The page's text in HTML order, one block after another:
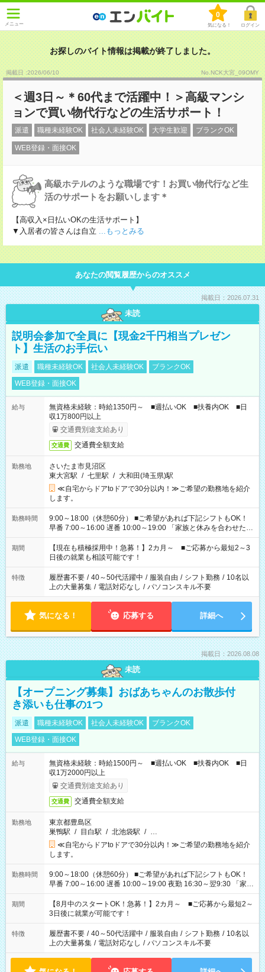
メニュー
0
気になる！ ログイン
お探しのバイト情報は掲載が終了しました。
掲載日 :2026/06/10 No.NCK大宮_09OMY
＜週3日～＊60代まで活躍中！＞高級マンシ
ョンで買い物代行などの生活サポート！
派遣 職種未経験OK 社会人未経験OK 大学生歓迎 ブランクOK
WEB登録・面接OK
高級ホテルのような職場です！お買い物代行など生
活のサポートをお願いします＊
【高収入×日払いOKの生活サポート】
▼入居者の皆さんは自立 ...もっとみる
あなたの閲覧履歴からのオススメ
掲載日：2026.07.31
未読
説明会参加で全員に【現金2千円相当プレゼン
ト】生活のお手伝い
派遣 職種未経験OK 社会人未経験OK
ブランクOK
WEB登録・面接OK
給与
無資格未経験：時給1350円～ ■週払いOK ■扶養内OK ■日
収1万800円以上
交通費別途支給あり
交通費 交通費全額支給
勤務地
さいたま市見沼区
東大宮駅 / 七里駅 / 大和田(埼玉県)駅
≪自宅からドアtoドアで30分以内！≫ご希望の勤務地を紹介
します。
勤務時間
9:00～18:00（休憩60分） ■ご希望があれば下記シフトもOK！
早番 7:00～16:00 遅番 10:00～19:00 「家族と休みを合わせた
い」 「余裕を持って夕飯の準備がしたい」 「できれば残業はし
たくない」 など、ご希望を教えてくださいね。 ※Wワーク希望
の方へ 今ご覧のお仕事で希望する勤務時間と、もう1つのお仕事
の勤務時間。 合計で週40時間を超える場合は応募できません。
期間
【現在も積極採用中！急募！】2カ月～ ■ご応募から最短2～3
日後の就業も相談可能です！
特徴 履歴書不要 / 40～50代活躍中 / 服装自由 / シフト勤務 / 10名以
上の大量募集 / 電話対応なし / パソコンスキル不要
気になる！ 応募する 詳細へ
掲載日：2026.08.08
未読
【オープニング募集】おばあちゃんのお散歩付
き添いも仕事の1つ
派遣 職種未経験OK 社会人未経験OK
ブランクOK
WEB登録・面接OK
給与
無資格未経験：時給1500円～ ■週払いOK ■扶養内OK ■日
収1万2000円以上
交通費別途支給あり
交通費 交通費全額支給
勤務地
東京都豊島区
巣鴨駅 / 目白駅 / 北池袋駅 / …
≪自宅からドアtoドアで30分以内！≫ご希望の勤務地を紹介
します。
勤務時間
9:00～18:00（休憩60分） ■ご希望があれば下記シフトもOK！
早番 7:00～16:00 遅番 10:00～19:00 夜勤 16:30～翌9:30 「家族
と休みを合わせたい」 「余裕を持って夕飯の準備がしたい」
「できれば残業はしたくない」 など、ご希望を教えてください
ね。 ※Wワーク希望の方へ 今ご覧のお仕事で希望する勤務時間
と、もう1つのお仕事の勤務時間。 合計で週40時間を超える場
合は応募できません。
期間
【8月中のスタートOK！急募！】2カ月～ ■ご応募から最短2～
3日後に就業が可能です！
特徴 履歴書不要 / 40～50代活躍中 / 服装自由 / シフト勤務 / 10名以
上の大量募集 / 電話対応なし / パソコンスキル不要